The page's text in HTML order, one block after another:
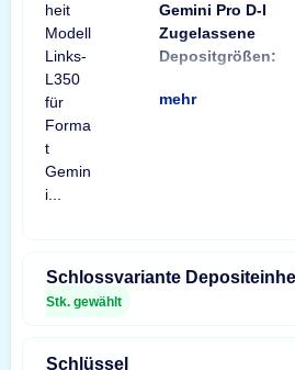
Gemini Pro D-I
Zugelassene
Depositgrößen:
mehr
Schlossvariante
Stk. gewählt
Schlüssel